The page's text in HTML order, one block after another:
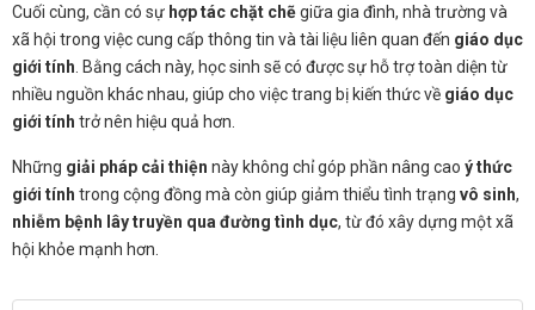
Cuối cùng, cần có sự hợp tác chặt chẽgiữa gia đình, nhà trường và
xã hội trong việc cung cấp thông tin và tài liệu liên quan đến giáo dục
giới tính . Bằng cách này, học sinh sẽ có được sự hỗ trợ toàn diện từ
nhiều nguồn khác nhau, giúp cho việc trang bị kiến thức về giáo dục
giới tính trở nên hiệu quả hơn.
Những giải pháp cải thiện này không chỉ góp phần nâng cao ý thức
giới tính trong cộng đồng mà còn giúp giảm thiểu tình trạng vô sinh,
nhiễm bệnh lây truyền qua đường tình dục, từ đó xây dựng một xã
hội khỏe mạnh hơn.